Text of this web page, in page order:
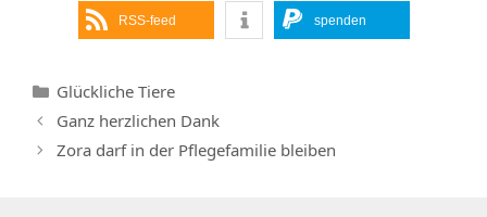
RSS-feed spenden
Kategorien
Glückliche Tiere
Ganz herzlichen Dank
Zora darf in der Pflegefamilie bleiben